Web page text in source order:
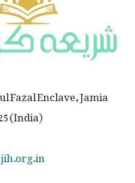
Fazal Enclave, Jamia
(India)